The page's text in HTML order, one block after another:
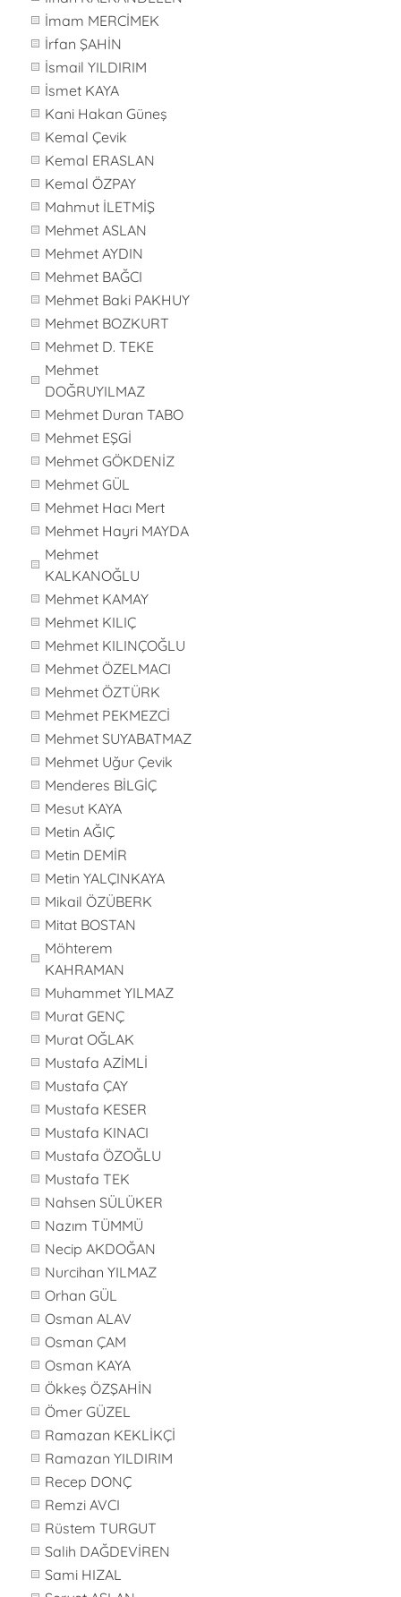
İmam MERCİMEK
İrfan ŞAHİN
İsmail YILDIRIM
İsmet KAYA
Kani Hakan Güneş
Kemal Çevik
Kemal ERASLAN
Kemal ÖZPAY
Mahmut İLETMİŞ
Mehmet ASLAN
Mehmet AYDIN
Mehmet BAĞCI
Mehmet Baki PAKHUY
Mehmet BOZKURT
Mehmet D. TEKE
Mehmet
DOĞRUYILMAZ
Mehmet Duran TABO
Mehmet EŞGİ
Mehmet GÖKDENİZ
Mehmet GÜL
Mehmet Hacı Mert
Mehmet Hayri MAYDA
Mehmet
KALKANOĞLU
Mehmet KAMAY
Mehmet KILIÇ
Mehmet KILINÇOĞLU
Mehmet ÖZELMACI
Mehmet ÖZTÜRK
Mehmet PEKMEZCİ
Mehmet SUYABATMAZ
Mehmet Uğur Çevik
Menderes BİLGİÇ
Mesut KAYA
Metin AĞIÇ
Metin DEMİR
Metin YALÇINKAYA
Mikail ÖZÜBERK
Mitat BOSTAN
Möhterem
KAHRAMAN
Muhammet YILMAZ
Murat GENÇ
Murat OĞLAK
Mustafa AZİMLİ
Mustafa ÇAY
Mustafa KESER
Mustafa KINACI
Mustafa ÖZOĞLU
Mustafa TEK
Nahsen SÜLÜKER
Nazım TÜMMÜ
Necip AKDOĞAN
Nurcihan YILMAZ
Orhan GÜL
Osman ALAV
Osman ÇAM
Osman KAYA
Ökkeş ÖZŞAHİN
Ömer GÜZEL
Ramazan KEKLİKÇİ
Ramazan YILDIRIM
Recep DONÇ
Remzi AVCI
Rüstem TURGUT
Salih DAĞDEVİREN
Sami HIZAL